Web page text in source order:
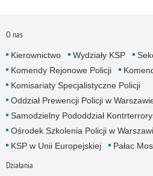
O nas
Kierownictwo Wydziały KSP
Komendy Rejonowe Policji
Komisariaty Specjalistyczne Policji
Oddział Prewencji Policji w
Samodzielny Pododdział
Ośrodek Szkolenia Policji w
KSP w Unii Europejskiej
Pałac
Działania